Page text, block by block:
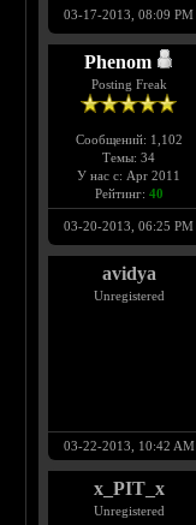
03-17-2013, 08:09 PM
Phenom
Posting Freak
Сообщений: 1,102
Темы: 34
У нас с: Apr 2011
Рейтинг: 40
03-20-2013, 06:25 PM
avidya
Unregistered
03-22-2013, 10:42 AM
x_PIT_x
Unregistered